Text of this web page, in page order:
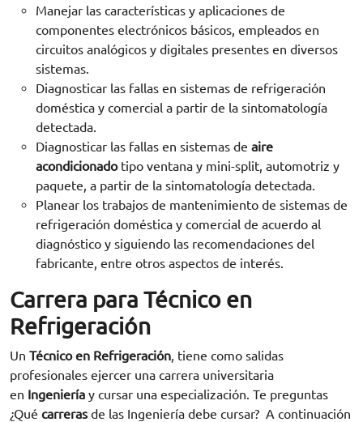
Manejar las características y aplicaciones de
componentes electrónicos básicos, empleados en
circuitos analógicos y digitales presentes en diversos
sistemas.
Diagnosticar las fallas en sistemas de refrigeración
doméstica y comercial a partir de la sintomatología
detectada.
Diagnosticar las fallas en sistemas de aire
acondicionadotipo ventana y mini-split, automotriz y
paquete, a partir de la sintomatología detectada.
Planear los trabajos de mantenimiento de sistemas de
refrigeración doméstica y comercial de acuerdo al
diagnóstico y siguiendo las recomendaciones del
fabricante, entre otros aspectos de interés.
Carrera para Técnico en
Refrigeración
Un Técnico en Refrigeración , tiene como salidas
profesionales ejercer una carrera universitaria
en Ingeniería y cursar una especialización. Te preguntas
¿Qué carreras de las Ingeniería debe cursar? A continuación